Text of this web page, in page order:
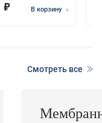
В корзину
Смотреть все